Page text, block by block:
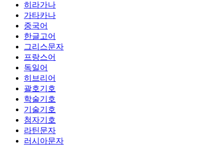
히라가나
가타카나
중국어
한글고어
그리스문자
프랑스어
독일어
히브리어
괄호기호
학술기호
기술기호
첨자기호
라틴문자
러시아문자